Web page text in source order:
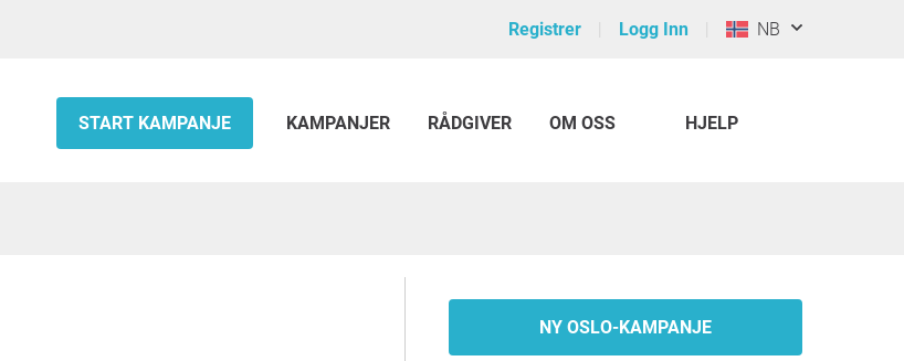
Registrer Logg Inn NB
START KAMPANJE KAMPANJER RÅDGIVER OM OSS HJELP
NY OSLO-KAMPANJE